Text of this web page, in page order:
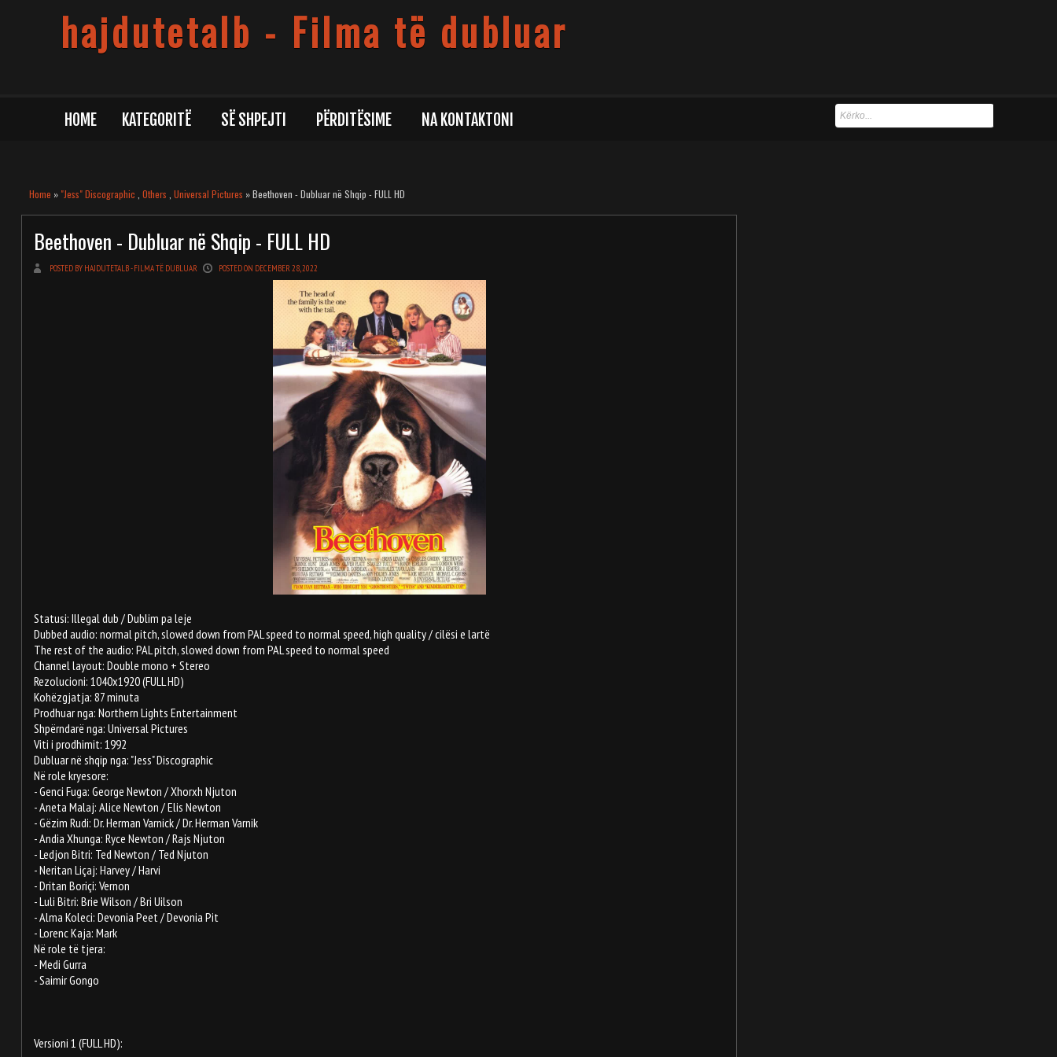
hajdutetalb - Filma të dubluar
HOME KATEGORITË SË SHPEJTI PËRDITËSIME NA KONTAKTONI
Home » "Jess" Discographic Others Universal Pictures » Beethoven - Dubluar në Shqip - FULL HD
Beethoven - Dubluar në Shqip - FULL HD
POSTED BY HAJDUTETALB - FILMA TË DUBLUAR POSTED ON DECEMBER 28, 2022
Statusi: Illegal dub / Dublim pa leje
Dubbed audio: normal pitch, slowed down from PAL speed to normal speed, high quality / cilësi e lartë
The rest of the audio: PAL pitch, slowed down from PAL speed to normal speed
Channel layout: Double mono + Stereo
Rezolucioni: 1040x1920 (FULL HD)
Kohëzgjatja: 87 minuta
Prodhuar nga: Northern Lights Entertainment
Shpërndarë nga: Universal Pictures
Viti i prodhimit: 1992
Dubluar në shqip nga: "Jess" Discographic
Në role kryesore:
- Genci Fuga: George Newton / Xhorxh Njuton
- Aneta Malaj: Alice Newton / Elis Newton
- Gëzim Rudi: Dr. Herman Varnick / Dr. Herman Varnik
- Andia Xhunga: Ryce Newton / Rajs Njuton
- Ledjon Bitri: Ted Newton / Ted Njuton
- Neritan Liçaj: Harvey / Harvi
- Dritan Boriçi: Vernon
- Luli Bitri: Brie Wilson / Bri Uilson
- Alma Koleci: Devonia Peet / Devonia Pit
- Lorenc Kaja: Mark
Në role të tjera:
- Medi Gurra
- Saimir Gongo
Versioni 1 (FULL HD):